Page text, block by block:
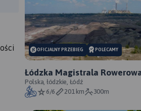
trasy:
OFICJALNY PRZEBIEG POLECAMY
Łódzka Magistrala
Polska, łódzkie, Łódź
6/6
201 km 300m